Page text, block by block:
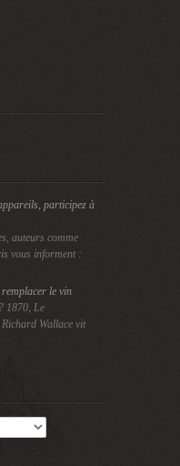
participez à
auteurs comme
vous informent :
le vin
1870, Le
Wallace vit